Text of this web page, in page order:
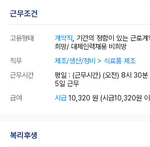
근무조건
고용형태 계약직 , 기간의 정함이 있는 근로
희망/ 대체인력채용 비희망
직무
제조/생산/정비 > 식료품 제조
근무시간
평일 : (근무시간) (오전) 8시 30
5일 근무
급여
시급 10,320 원 (시급10,320원
복리후생